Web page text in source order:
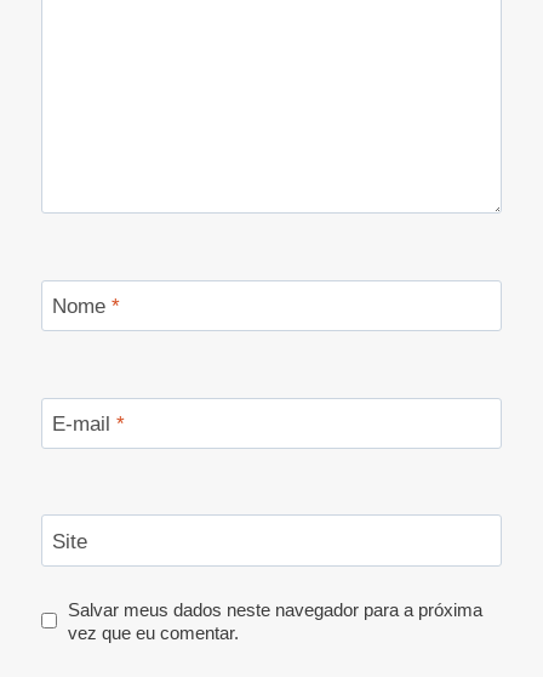
Nome *
E-mail *
Site
Salvar meus dados neste navegador para a próxima
vez que eu comentar.